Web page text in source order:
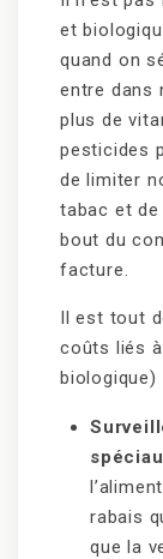
et
quand on
entre dans
plus de
pesticides
de limiter
tabac et
bout du
facture.
Il est tout
coûts liés
biologique)
rabais
que la